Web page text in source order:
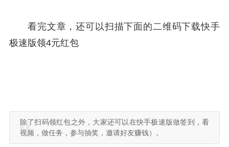
看完文章，还可以扫描下面的二维码下载快手
极速版领4元红包
除了扫码领红包之外，大家还可以在快手极速版做签到，看
视频，做任务，参与抽奖，邀请好友赚钱）。